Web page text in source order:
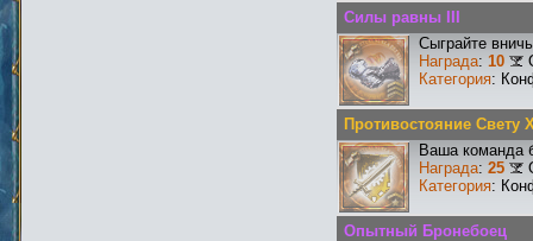
Силы равны III
Сыграйте
Награда: 10
Категория:
Противостояние Свету
Ваша команда
Награда: 25
Категория:
Опытный Бронебоец